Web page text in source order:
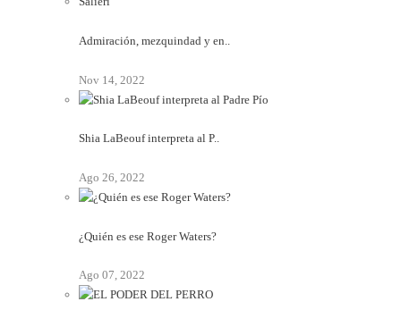
Admiración, mezquindad y en..
Nov 14, 2022
Shia LaBeouf interpreta al P..
Ago 26, 2022
¿Quién es ese Roger Waters?
Ago 07, 2022